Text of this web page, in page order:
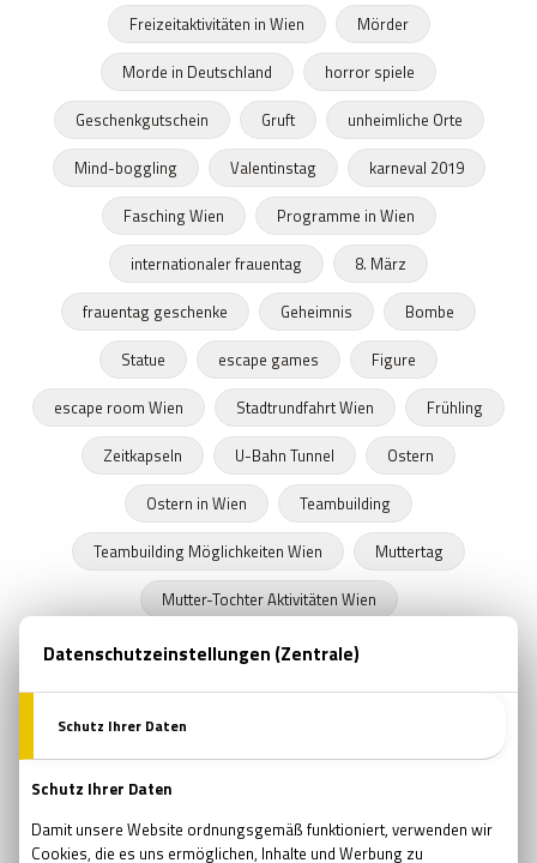
Freizeitaktivitäten in Wien
Mörder
Morde in Deutschland
horror spiele
Geschenkgutschein
Gruft
unheimliche Orte
Mind-boggling
Valentinstag
karneval 2019
Fasching Wien
Programme in Wien
internationaler frauentag
8. März
frauentag geschenke
Geheimnis
Bombe
Statue
escape games
Figure
escape room Wien
Stadtrundfahrt Wien
Frühling
Zeitkapseln
U-Bahn Tunnel
Ostern
Ostern in Wien
Teambuilding
Teambuilding Möglichkeiten Wien
Muttertag
Mutter-Tochter Aktivitäten Wien
Geschenke zum Muttertag
Marvel
Buchläden in Wien
Prüfung
Prüfungszeit
Verjüngung
Regeneration
Erholung Pfingsten